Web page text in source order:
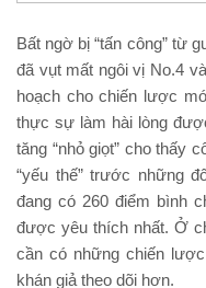
Bất ngờ bị “tấn công” từ
đã vụt mất ngôi vị No.4
hoạch cho chiến lược
thực sự làm hài lòng
tăng “nhỏ giọt” cho thấy
“yếu thế” trước những
đang có 260 điểm bình
được yêu thích nhất. Ở
cần có những chiến
khán giả theo dõi hơn.